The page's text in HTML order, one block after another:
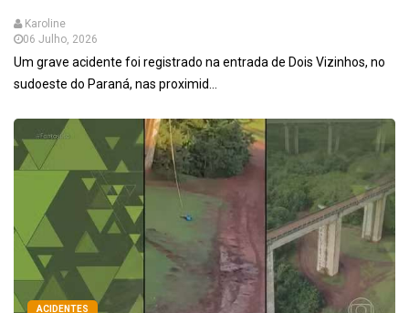
Karoline
06 Julho, 2026
Um grave acidente foi registrado na entrada de Dois Vizinhos, no
sudoeste do Paraná, nas proximid...
ACIDENTES